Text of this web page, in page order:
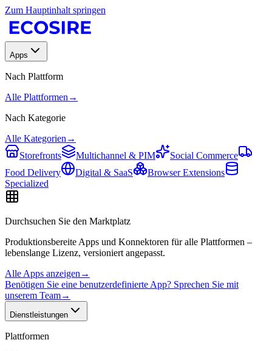
Zum Hauptinhalt springen
Apps
Nach Plattform
Alle Plattformen →
Nach Kategorie
Alle Kategorien →
Storefronts
Multichannel & PIM
Social Commerce
Food Delivery
Digital & SaaS
Browser Extensions
Specialized
Durchsuchen Sie den Marktplatz
Produktionsbereite Apps und Konnektoren für alle Plattformen –
lebenslange Lizenz, versioniert angepasst.
Alle Apps anzeigen →
Benötigen Sie eine benutzerdefinierte App? Sprechen Sie mit
unserem Team→
Dienstleistungen
Plattformen